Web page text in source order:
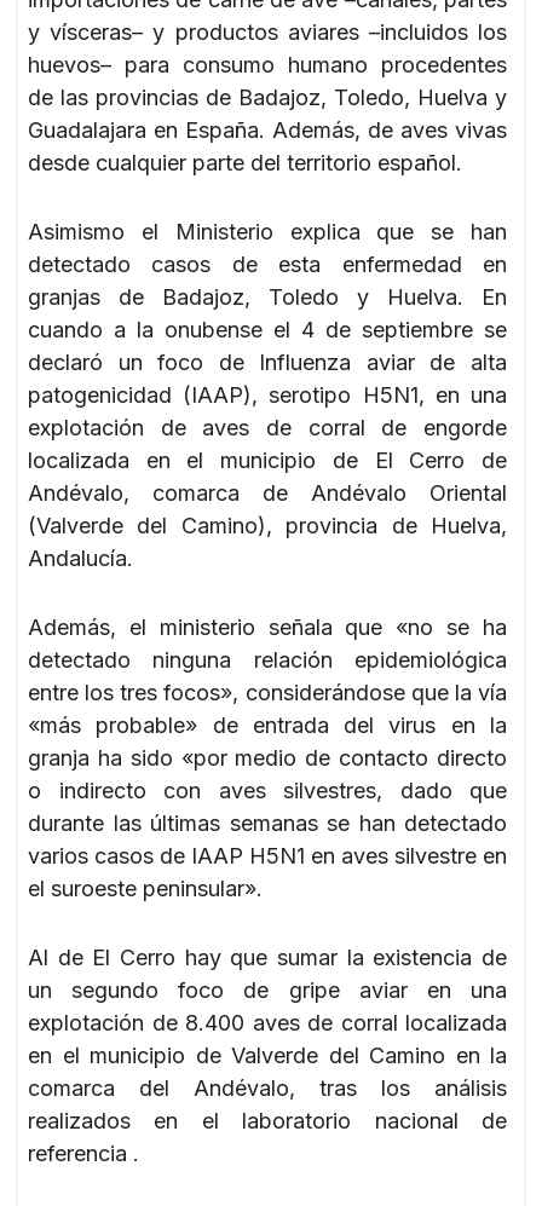
y vísceras– y productos aviares –incluidos los
huevos– para consumo humano procedentes
de las provincias de Badajoz, Toledo, Huelva y
Guadalajara en España. Además, de aves vivas
desde cualquier parte del territorio español.
Asimismo el Ministerio explica que se han
detectado casos de esta enfermedad en
granjas de Badajoz, Toledo y Huelva. En
cuando a la onubense el 4 de septiembre se
declaró un foco de Influenza aviar de alta
patogenicidad (IAAP), serotipo H5N1, en una
explotación de aves de corral de engorde
localizada en el municipio de El Cerro de
Andévalo, comarca de Andévalo Oriental
(Valverde del Camino), provincia de Huelva,
Andalucía.
Además, el ministerio señala que «no se ha
detectado ninguna relación epidemiológica
entre los tres focos», considerándose que la vía
«más probable» de entrada del virus en la
granja ha sido «por medio de contacto directo
o indirecto con aves silvestres, dado que
durante las últimas semanas se han detectado
varios casos de IAAP H5N1 en aves silvestre en
el suroeste peninsular».
Al de El Cerro hay que sumar la existencia de
un segundo foco de gripe aviar en una
explotación de 8.400 aves de corral localizada
en el municipio de Valverde del Camino en la
comarca del Andévalo, tras los análisis
realizados en el laboratorio nacional de
referencia .